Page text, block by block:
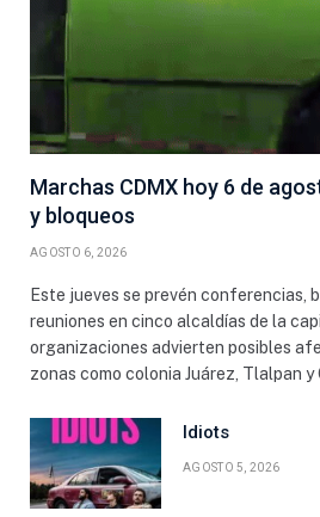
Marchas CDMX hoy 6 de
y bloqueos
AGOSTO 6, 2026
Este jueves se prevén conferencias,
reuniones en cinco alcaldías de la
organizaciones advierten posibles
zonas como colonia Juárez, Tlalpan y
Idiots
AGOSTO 5, 2026